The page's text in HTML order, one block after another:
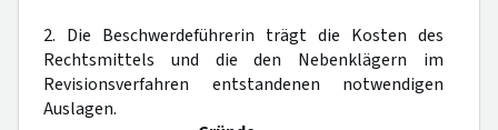
2. Die Beschwerdeführerin trägt die Kosten des
Rechtsmittels und die den Nebenklägern im
Revisionsverfahren entstandenen notwendigen
Auslagen.